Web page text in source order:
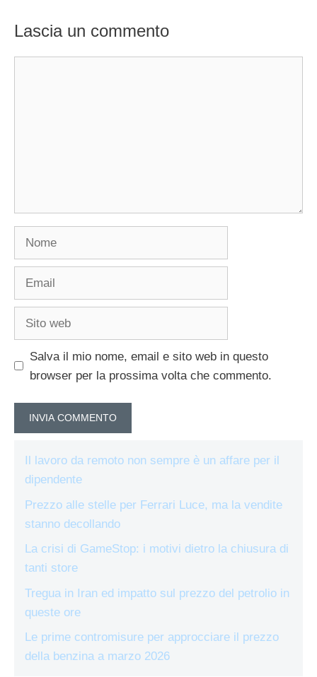
Lascia un commento
Salva il mio nome, email e sito web in questo
browser per la prossima volta che commento.
Il lavoro da remoto non sempre è un affare per il
dipendente
Prezzo alle stelle per Ferrari Luce, ma la vendite
stanno decollando
La crisi di GameStop: i motivi dietro la chiusura di
tanti store
Tregua in Iran ed impatto sul prezzo del petrolio in
queste ore
Le prime contromisure per approcciare il prezzo
della benzina a marzo 2026